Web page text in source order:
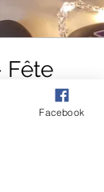
Fête
Facebook